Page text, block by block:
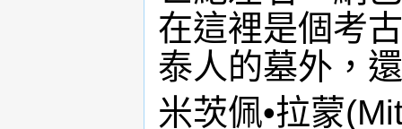
在這裡是個考
泰人的墓外，
米茨佩•拉蒙